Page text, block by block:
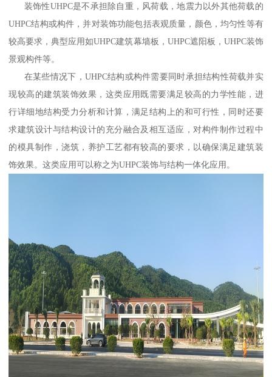
装饰性UHPC是不承担除自重，风荷载，地震力以外其他荷载的
UHPC结构或构件，并对装饰功能包括表观质量，颜色，均匀性等有
较高要求，典型应用如UHPC建筑幕墙板，UHPC遮阳板，UHPC装饰
景观构件等。
在某些情况下，UHPC结构或构件需要同时承担结构性荷载并实
现较高的建筑装饰效果，这类应用既需要满足较高的力学性能，进
行详细地结构受力分析和计算，满足结构上的和可行性，同时还要
求建筑设计与结构设计的充分融合及相互适应，对构件制作过程中
的模具制作，浇筑，养护工艺都有较高的要求，以确保满足建筑装
饰效果。这类应用可以称之为UHPC装饰与结构一体化应用。